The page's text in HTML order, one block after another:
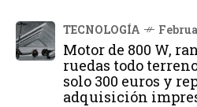
TECNOLOGÍA
Motor de 800 W,
ruedas todo
solo 300 euros y
adquisición